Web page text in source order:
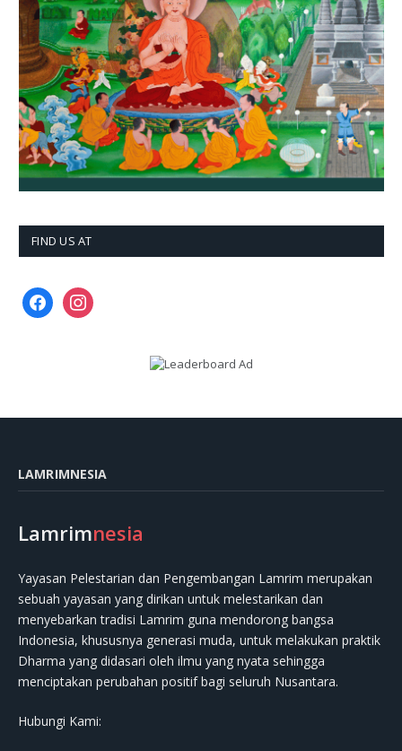
FIND US AT
facebookinstagram
LAMRIMNESIA
Lamrimnesia
Yayasan Pelestarian dan Pengembangan Lamrim merupakan
sebuah yayasan yang dirikan untuk melestarikan dan
menyebarkan tradisi Lamrim guna mendorong bangsa
Indonesia, khususnya generasi muda, untuk melakukan praktik
Dharma yang didasari oleh ilmu yang nyata sehingga
menciptakan perubahan positif bagi seluruh Nusantara.
Hubungi Kami: